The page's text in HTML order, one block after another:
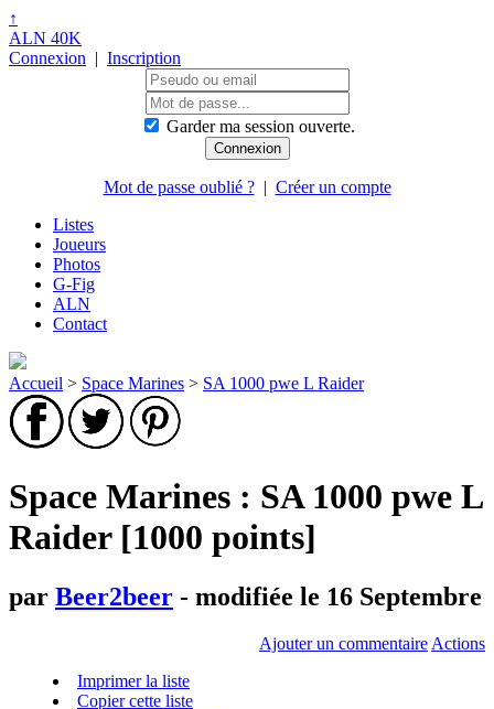
↑
ALN 40K
Connexion | Inscription
Garder ma session ouverte.
Mot de passe oublié ?| Créer un compte
Listes
Joueurs
Photos
G-Fig
ALN
Contact
Accueil > Space Marines > SA 1000 pwe L Raider
Space Marines : SA 1000 pwe L
Raider [1000 points]
par Beer2beer - modifiée le 16 Septembre
Ajouter un commentaire Actions
Imprimer la liste
Copier cette liste